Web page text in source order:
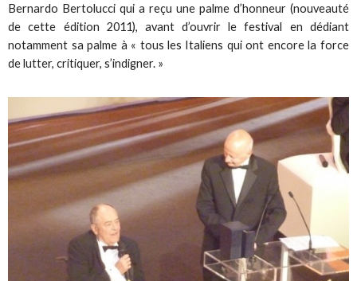
Bernardo Bertolucci qui a reçu une palme d’honneur (nouveauté
de cette édition 2011), avant d’ouvrir le festival en dédiant
notamment sa palme à « tous les Italiens qui ont encore la force
de lutter, critiquer, s’indigner. »